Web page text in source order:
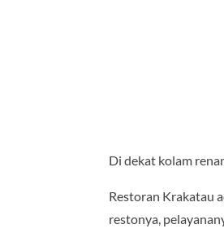
Di dekat kolam
Restoran Krakatau
restonya,